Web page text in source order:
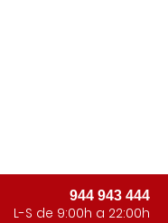
944 943 444
L-S de 9:00h a 22:00h